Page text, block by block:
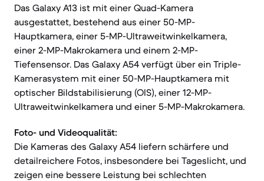
Das Galaxy A13 ist mit einer Quad-Kamera
ausgestattet, bestehend aus einer 50-MP-
Hauptkamera, einer 5-MP-Ultraweitwinkelkamera,
einer 2-MP-Makrokamera und einem 2-MP-
Tiefensensor. Das Galaxy A54 verfügt über ein Triple-
Kamerasystem mit einer 50-MP-Hauptkamera mit
optischer Bildstabilisierung (OIS), einer 12-MP-
Ultraweitwinkelkamera und einer 5-MP-Makrokamera.
Foto- und Videoqualität:
Die Kameras des Galaxy A54 liefern schärfere und
detailreichere Fotos, insbesondere bei Tageslicht, und
zeigen eine bessere Leistung bei schlechten